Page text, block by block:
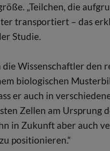
„Teilchen, die
transportiert – das
Studie.
Wissenschaftler den
biologischen
er auch in
Zellen am Ursprung
in Zukunft aber auch
positionieren.“